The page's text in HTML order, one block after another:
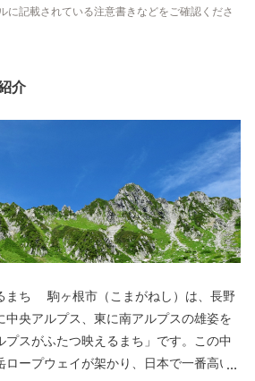
に記載されている注意書きなどをご確認くださ
介
は、長野
中央アルプス、東に南アルプスの雄姿を
プスがふたつ映えるまち」です。この中
ープウェイが架かり、日本で一番高い